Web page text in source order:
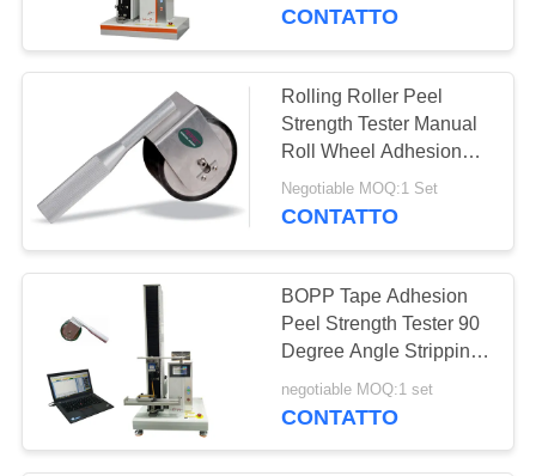
CONTATTO
Rolling Roller Peel
Strength Tester Manual
Roll Wheel Adhesion
Test Fixture
Negotiable MOQ:1 Set
CONTATTO
BOPP Tape Adhesion
Peel Strength Tester 90
Degree Angle Stripping
JIS K6854
negotiable MOQ:1 set
CONTATTO